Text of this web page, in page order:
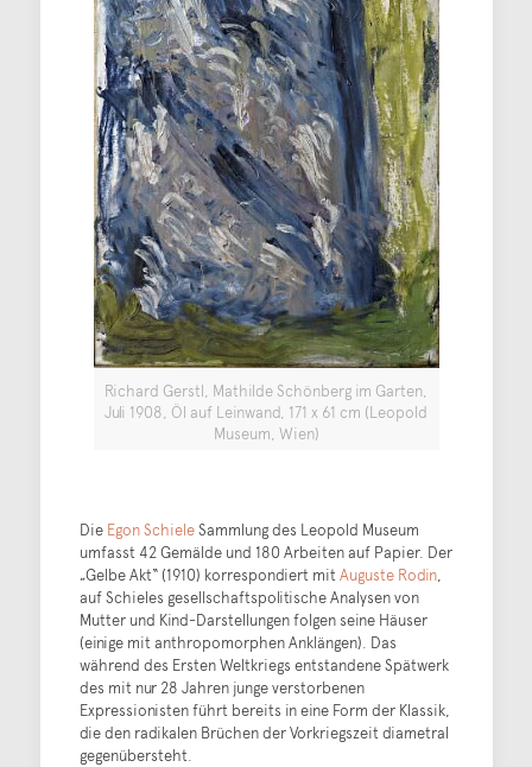
Richard Gerstl, Mathilde Schönberg im Garten,
Juli 1908, Öl auf Leinwand, 171 x 61 cm (Leopold
Museum, Wien)
Die Egon SchieleSammlung des Leopold Museum
umfasst 42 Gemälde und 180 Arbeiten auf Papier. Der
„Gelbe Akt“ (1910) korrespondiert mitAuguste Rodin,
auf Schieles gesellschaftspolitische Analysen von
Mutter und Kind-Darstellungen folgen seine Häuser
(einige mit anthropomorphen Anklängen). Das
während des Ersten Weltkriegs entstandene Spätwerk
des mit nur 28 Jahren junge verstorbenen
Expressionisten führt bereits in eine Form der Klassik,
die den radikalen Brüchen der Vorkriegszeit diametral
gegenübersteht.